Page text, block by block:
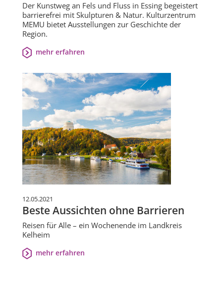
Der Kunstweg an Fels und Fluss in Essing begeistert
barrierefrei mit Skulpturen & Natur. Kulturzentrum
MEMU bietet Ausstellungen zur Geschichte der
Region.
mehr erfahren
12.05.2021
Beste Aussichten ohne Barrieren
Reisen für Alle – ein Wochenende im Landkreis
Kelheim
mehr erfahren